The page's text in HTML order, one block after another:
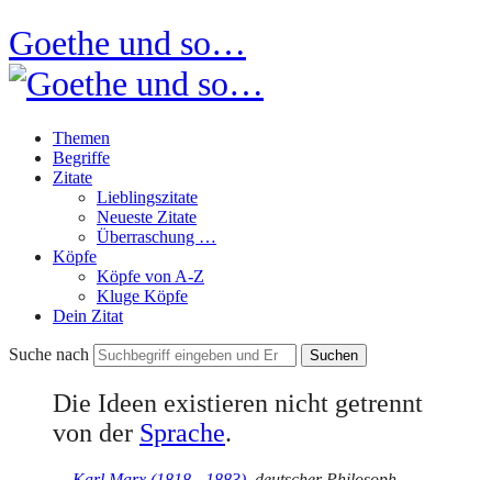
Goethe und so…
Themen
Begriffe
Zitate
Lieblingszitate
Neueste Zitate
Überraschung …
Köpfe
Köpfe von A-Z
Kluge Köpfe
Dein Zitat
Suche nach
Die Ideen exis­tie­ren nicht ge­trennt
von der Spra­che.